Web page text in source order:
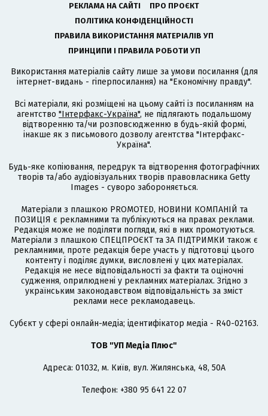
РЕКЛАМА НА САЙТІ
ПРО ПРОЄКТ
ПОЛІТИКА КОНФІДЕНЦІЙНОСТІ
ПРАВИЛА ВИКОРИСТАННЯ МАТЕРІАЛІВ УП
ПРИНЦИПИ І ПРАВИЛА РОБОТИ УП
Використання матеріалів сайту лише за умови посилання (для
інтернет-видань - гіперпосилання) на "Економічну правду".
Всі матеріали, які розміщені на цьому сайті із посиланням на
агентство "Інтерфакс-Україна", не підлягають подальшому
відтворенню та/чи розповсюдженню в будь-якій формі,
інакше як з письмового дозволу агентства "Інтерфакс-
Україна".
Будь-яке копіювання, передрук та відтворення фотографічних
творів та/або аудіовізуальних творів правовласника Getty
Images - суворо забороняється.
Матеріали з плашкою PROMOTED, НОВИНИ КОМПАНІЙ та
ПОЗИЦІЯ є рекламними та публікуються на правах реклами.
Редакція може не поділяти погляди, які в них промотуються.
Матеріали з плашкою СПЕЦПРОЄКТ та ЗА ПІДТРИМКИ також є
рекламними, проте редакція бере участь у підготовці цього
контенту і поділяє думки, висловлені у цих матеріалах.
Редакція не несе відповідальності за факти та оціночні
судження, оприлюднені у рекламних матеріалах. Згідно з
українським законодавством відповідальність за зміст
реклами несе рекламодавець.
Cубєкт у сфері онлайн-медіа; ідентифікатор медіа - R40-02163.
ТОВ "УП Медіа Плюс"
Адреса: 01032, м. Київ, вул. Жилянська, 48, 50А
Телефон: +380 95 641 22 07